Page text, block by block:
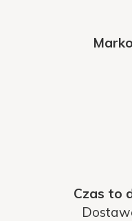
Czas to